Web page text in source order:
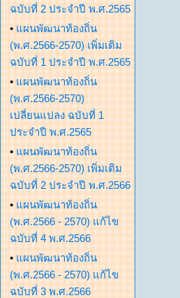
ฉบับที่ 2 ประจำปี พ.ศ.2565
• แผนพัฒนาท้องถิ่น
(พ.ศ.2566-2570) เพิ่มเติม
ฉบับที่ 1 ประจำปี พ.ศ.2565
• แผนพัฒนาท้องถิ่น
(พ.ศ.2566-2570)
เปลี่ยนแปลง ฉบับที่ 1
ประจำปี พ.ศ.2565
• แผนพัฒนาท้องถิ่น
(พ.ศ.2566-2570) เพิ่มเติม
ฉบับที่ 2 ประจำปี พ.ศ.2566
• แผนพัฒนาท้องถิ่น
(พ.ศ.2566 - 2570) แก้ไข
ฉบับที่ 4 พ.ศ.2566
• แผนพัฒนาท้องถิ่น
(พ.ศ.2566 - 2570) แก้ไข
ฉบับที่ 3 พ.ศ.2566